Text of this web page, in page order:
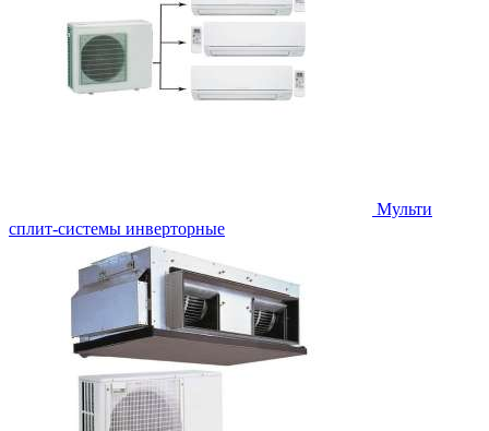
Мульти
сплит-системы инверторные